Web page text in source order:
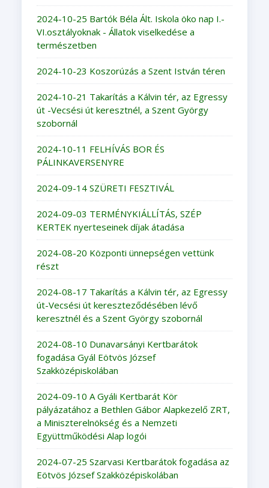
2024-10-25 Bartók Béla Ált. Iskola öko nap I.-
VI.osztályoknak - Állatok viselkedése a
természetben
2024-10-23 Koszorúzás a Szent István téren
2024-10-21 Takarítás a Kálvin tér, az Egressy
út -Vecsési út keresztnél, a Szent György
szobornál
2024-10-11 FELHÍVÁS BOR ÉS
PÁLINKAVERSENYRE
2024-09-14 SZÜRETI FESZTIVÁL
2024-09-03 TERMÉNYKIÁLLÍTÁS, SZÉP
KERTEK nyerteseinek díjak átadása
2024-08-20 Központi ünnepségen vettünk
részt
2024-08-17 Takarítás a Kálvin tér, az Egressy
út-Vecsési út kereszteződésében lévő
keresztnél és a Szent György szobornál
2024-08-10 Dunavarsányi Kertbarátok
fogadása Gyál Eötvös József
Szakközépiskolában
2024-09-10 A Gyáli Kertbarát Kör
pályázatához a Bethlen Gábor Alapkezelő ZRT,
a Miniszterelnökség és a Nemzeti
Együttműködési Alap logói
2024-07-25 Szarvasi Kertbarátok fogadása az
Eötvös József Szakközépiskolában